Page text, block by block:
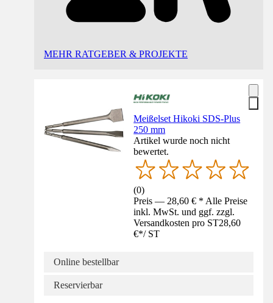
MEHR RATGEBER & PROJEKTE
Meißelset Hikoki SDS-Plus
250 mm
Artikel wurde noch nicht
bewertet.
(0)
Preis — 28,60 € * Alle Preise
inkl. MwSt. und ggf. zzgl.
Versandkosten pro ST28,60
€*/ ST
Online bestellbar
Reservierbar